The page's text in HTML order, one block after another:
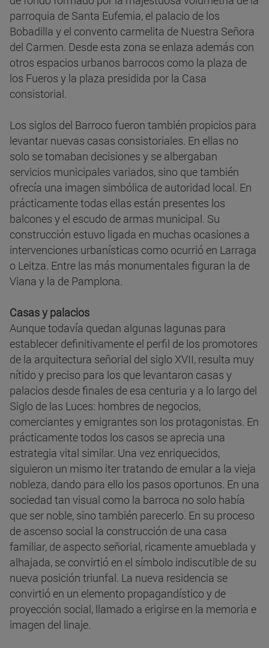
parroquia de Santa Eufemia, el palacio de los
Bobadilla y el convento carmelita de Nuestra Señora
del Carmen. Desde esta zona se enlaza además con
otros espacios urbanos barrocos como la plaza de
los Fueros y la plaza presidida por la Casa
consistorial.
Los siglos del Barroco fueron también propicios para
levantar nuevas casas consistoriales. En ellas no
solo se tomaban decisiones y se albergaban
servicios municipales variados, sino que también
ofrecía una imagen simbólica de autoridad local. En
prácticamente todas ellas están presentes los
balcones y el escudo de armas municipal. Su
construcción estuvo ligada en muchas ocasiones a
intervenciones urbanísticas como ocurrió en Larraga
o Leitza. Entre las más monumentales figuran la de
Viana y la de Pamplona.
Casas y palacios
Aunque todavía quedan algunas lagunas para
establecer definitivamente el perfil de los promotores
de la arquitectura señorial del siglo XVII, resulta muy
nítido y preciso para los que levantaron casas y
palacios desde finales de esa centuria y a lo largo del
Siglo de las Luces: hombres de negocios,
comerciantes y emigrantes son los protagonistas. En
prácticamente todos los casos se aprecia una
estrategia vital similar. Una vez enriquecidos,
siguieron un mismo iter tratando de emular a la vieja
nobleza, dando para ello los pasos oportunos. En una
sociedad tan visual como la barroca no solo había
que ser noble, sino también parecerlo. En su proceso
de ascenso social la construcción de una casa
familiar, de aspecto señorial, ricamente amueblada y
alhajada, se convirtió en el símbolo indiscutible de su
nueva posición triunfal. La nueva residencia se
convirtió en un elemento propagandístico y de
proyección social, llamado a erigirse en la memoria e
imagen del linaje.